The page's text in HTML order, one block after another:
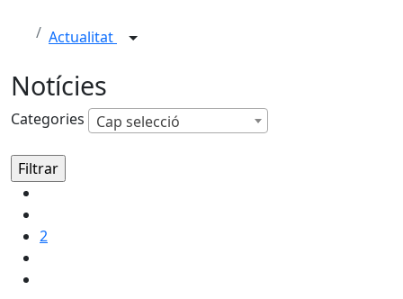
Actualitat
Notícies
Categories Cap selecció
2